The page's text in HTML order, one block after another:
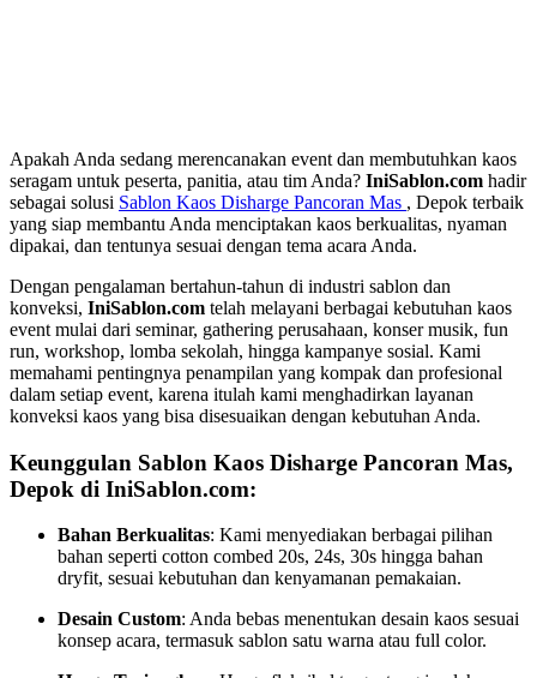
Apakah Anda sedang merencanakan event dan membutuhkan kaos
seragam untuk peserta, panitia, atau tim Anda? IniSablon.com hadir
sebagai solusi Sablon Kaos Disharge Pancoran Mas , Depok terbaik
yang siap membantu Anda menciptakan kaos berkualitas, nyaman
dipakai, dan tentunya sesuai dengan tema acara Anda.
Dengan pengalaman bertahun-tahun di industri sablon dan
konveksi, IniSablon.com telah melayani berbagai kebutuhan kaos
event mulai dari seminar, gathering perusahaan, konser musik, fun
run, workshop, lomba sekolah, hingga kampanye sosial. Kami
memahami pentingnya penampilan yang kompak dan profesional
dalam setiap event, karena itulah kami menghadirkan layanan
konveksi kaos yang bisa disesuaikan dengan kebutuhan Anda.
Keunggulan Sablon Kaos Disharge Pancoran Mas,
Depok di IniSablon.com:
Bahan Berkualitas: Kami menyediakan berbagai pilihan
bahan seperti cotton combed 20s, 24s, 30s hingga bahan
dryfit, sesuai kebutuhan dan kenyamanan pemakaian.
Desain Custom: Anda bebas menentukan desain kaos sesuai
konsep acara, termasuk sablon satu warna atau full color.